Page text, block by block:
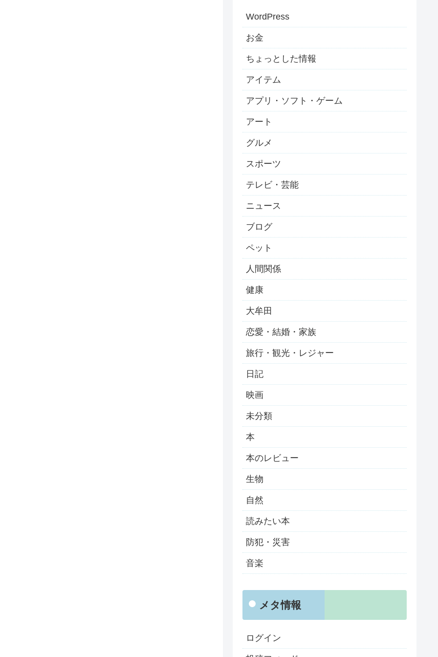
WordPress
お金
ちょっとした情報
アイテム
アプリ・ソフト・ゲーム
アート
グルメ
スポーツ
テレビ・芸能
ニュース
ブログ
ペット
人間関係
健康
大牟田
恋愛・結婚・家族
旅行・観光・レジャー
日記
映画
未分類
本
本のレビュー
生物
自然
読みたい本
防犯・災害
音楽
メタ情報
ログイン